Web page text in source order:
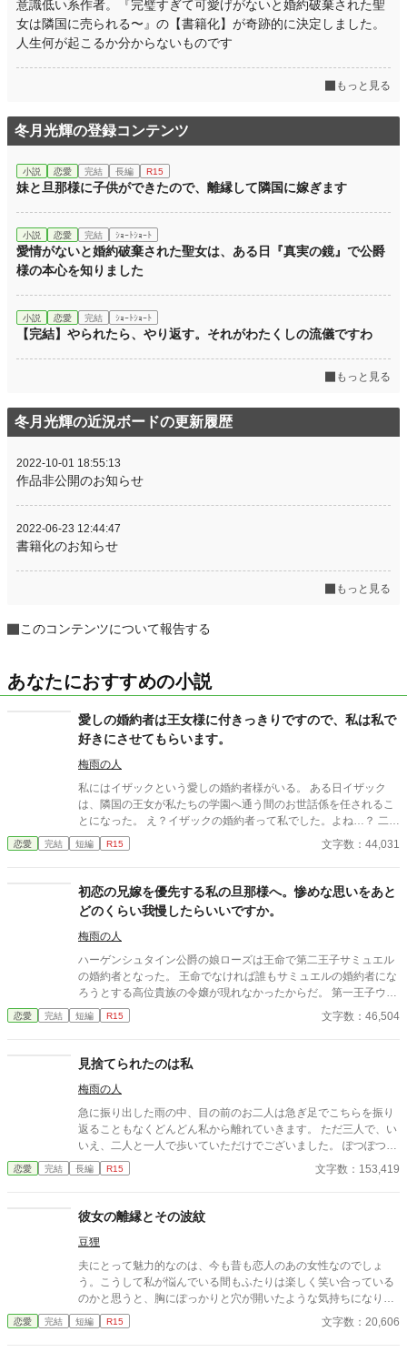
意識低い系作者。『完璧すぎて可愛げがないと婚約破棄された聖
女は隣国に売られる〜』の【書籍化】が奇跡的に決定しました。
人生何が起こるか分からないものです
もっと見る
冬月光輝の登録コンテンツ
小説 恋愛 完結 長編 R15
妹と旦那様に子供ができたので、離縁して隣国に嫁ぎます
小説 恋愛 完結 ｼｮｰﾄｼｮｰﾄ
愛情がないと婚約破棄された聖女は、ある日『真実の鏡』で公爵
様の本心を知りました
小説 恋愛 完結 ｼｮｰﾄｼｮｰﾄ
【完結】やられたら、やり返す。それがわたくしの流儀ですわ
もっと見る
冬月光輝の近況ボードの更新履歴
2022-10-01 18:55:13
作品非公開のお知らせ
2022-06-23 12:44:47
書籍化のお知らせ
もっと見る
このコンテンツについて報告する
あなたにおすすめの小説
愛しの婚約者は王女様に付きっきりですので、私は私で
好きにさせてもらいます。
梅雨の人
私にはイザックという愛しの婚約者様がいる。 ある日イザック
は、隣国の王女が私たちの学園へ通う間のお世話係を任されるこ
とになった。 え？イザックの婚約者って私でした。よね…？ 二人
の仲睦まじい様子を見聞きするたびに、私の心は折れてしまいま
した。 ええ、バッキバキに。 もういいですよね。あとは好きにさ
恋愛 完結 短編 R15 文字数：44,031
初恋の兄嫁を優先する私の旦那様へ。惨めな思いをあと
どのくらい我慢したらいいですか。
梅雨の人
ハーゲンシュタイン公爵の娘ローズは王命で第二王子サミュエル
の婚約者となった。 王命でなければ誰もサミュエルの婚約者にな
ろうとする高位貴族の令嬢が現れなかったからだ。 第一王子ウィ
リアムの婚約者となったブリアナに一目ぼれしてしまったサミュ
エルは、駄目だと分かっていても次第に互いの距離を近くしてい
ない愚鈍なサミュエルと義姉ブリアナ。 ローズへの必要最低限の
の先にはブリアナがいた。 みじめな婚約者時代を経てサミュエル
と結婚し、さらに思いがけず王妃になってしまったローズはただ
ひたすらその不遇の境遇を耐えた。 そんな中でもサミュエルが時
折見せる優しさに、ローズは胸を高鳴らせてしまうのだった。 し
続け、遂にサミュエルは己の行動を深く後悔することになる――
恋愛 完結 短編 R15 文字数：46,504
見捨てられたのは私
梅雨の人
急に振り出した雨の中、目の前のお二人は急ぎ足でこちらを振り
返ることもなくどんどん私から離れていきます。 ただ三人で、い
いえ、二人と一人で歩いていただけでございました。 ぽつぽつと
振り出した雨は勢いを増してきましたのに、あなたの妻である私
は一人取り残されてもそこからしばらく動くことができないのは
いつまでたっても惨めで悲しくなるのです。 何度悲しい思いをし
ても、それでもあなたをお慕いしてまいりましたが、さすがにも
うあきらめようかと思っております。
恋愛 完結 長編 R15 文字数：153,419
彼女の離縁とその波紋
豆狸
夫にとって魅力的なのは、今も昔も恋人のあの女性なのでしょ
う。こうして私が悩んでいる間もふたりは楽しく笑い合っている
のかと思うと、胸にぽっかりと穴が開いたような気持ちになりま
した。 ※子どもに関するセンシティブな内容があります。
恋愛 完結 短編 R15 文字数：20,606